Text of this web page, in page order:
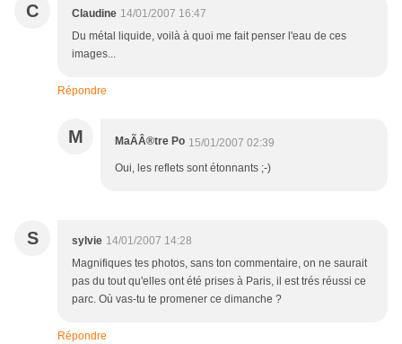
C Claudine 14/01/2007 16:47
Du métal liquide, voilà à quoi me fait penser l'eau de ces
images...
Répondre
M MaÃÂ®tre Po 15/01/2007 02:39
Oui, les reflets sont étonnants ;-)
S sylvie 14/01/2007 14:28
Magnifiques tes photos, sans ton commentaire, on ne saurait
pas du tout qu'elles ont été prises à Paris, il est trés réussi ce
parc. Où vas-tu te promener ce dimanche ?
Répondre